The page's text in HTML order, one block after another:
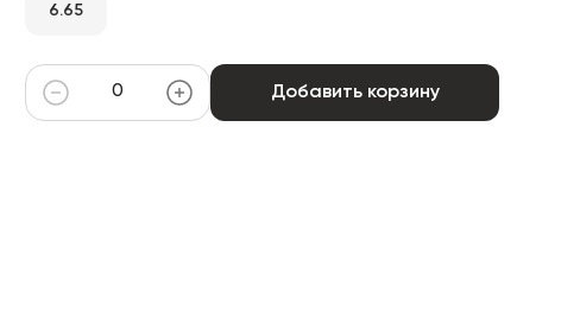
6.65
Добавить корзину